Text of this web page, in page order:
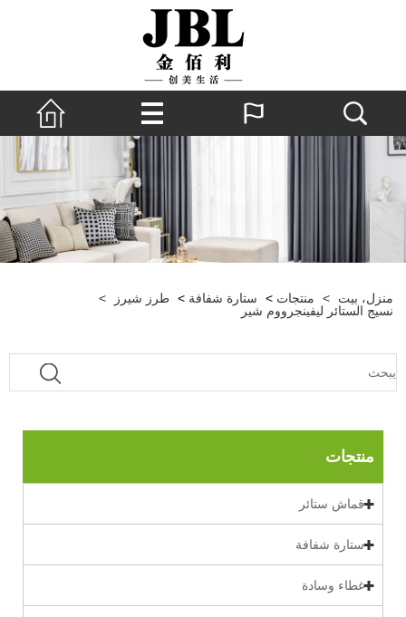
منزل، بيت > منتجات> ستارة شفافة> طرز شيرز
>
نسيج الستائر ليفينجرووم شير
منتجات
قماش ستائر
ستارة شفافة
غطاء وسادة